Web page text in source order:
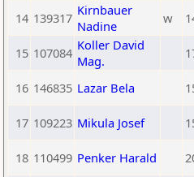
14 139317 Kirnbauer
Nadine
w
15 107084 Koller David
Mag.
16 146835 Lazar Bela
17 109223 Mikula Josef
18 110499 Penker Harald